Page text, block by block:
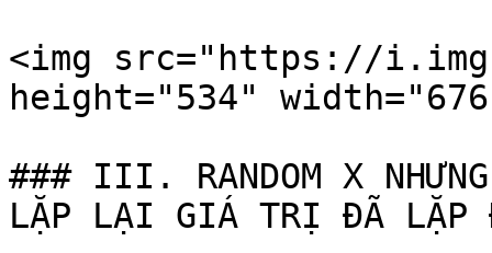
<img src="https://
height="534"
### III. RANDOM X
LẶP LẠI GIÁ TRỊ ĐÃ LẶP